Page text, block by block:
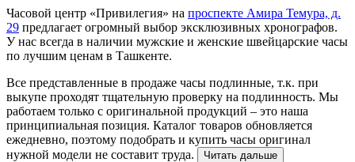
Часовой центр «Привилегия» на проспекте Амира Темура, д.
29 предлагает огромный выбор эксклюзивных хронографов.
У нас всегда в наличии мужские и женские швейцарские часы
по лучшим ценам в Ташкенте.
Все представленные в продаже часы подлинные, т.к. при
выкупе проходят тщательную проверку на подлинность. Мы
работаем только с оригинальной продукций – это наша
принципиальная позиция. Каталог товаров обновляется
ежедневно, поэтому подобрать и купить часы оригинал
нужной модели не составит труда.
Читать дальше